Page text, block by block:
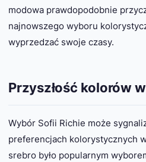
modowa prawdopodobnie
najnowszego wyboru
wyprzedzać swoje czasy.
Przyszłość kolorów
Wybór Sofii Richie może
preferencjach kolorystycznych
srebro było popularnym